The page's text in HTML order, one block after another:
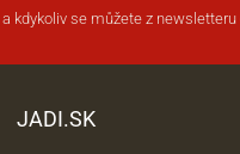
a kdykoliv se můžete z newsletteru
JADI.SK